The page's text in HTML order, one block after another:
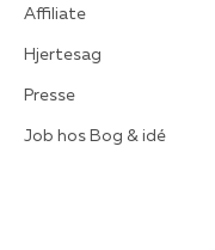
Affiliate
Hjertesag
Presse
Job hos Bog & idé